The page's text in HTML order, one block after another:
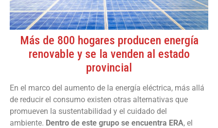
Más de 800 hogares producen energía
renovable y se la venden al estado
provincial
En el marco del aumento de la energía eléctrica, más allá
de reducir el consumo existen otras alternativas que
promueven la sustentabilidad y el cuidado del
ambiente. Dentro de este grupo se encuentra ERA, el